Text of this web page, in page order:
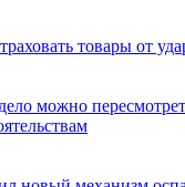
товары от
можно